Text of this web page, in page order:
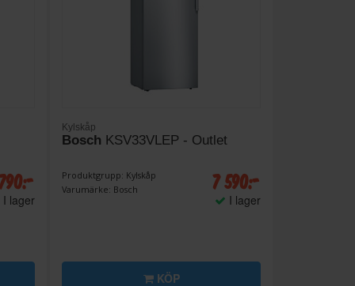
I lager
Kylskåp
Bosch KSV33VLEP - Outlet
Produktgrupp: Kylskåp
Varumärke: Bosch
7 590:-
I lager
KÖP